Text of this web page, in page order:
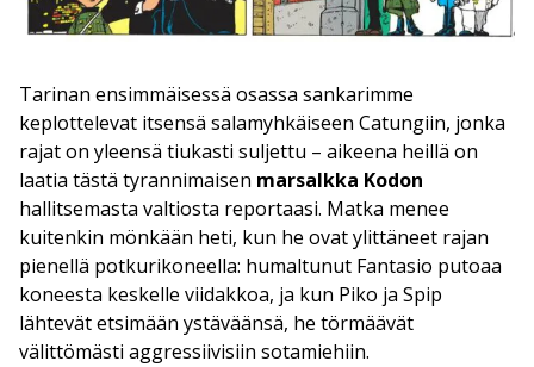
Tarinan ensimmäisessä osassa sankarimme
keplottelevat itsensä salamyhkäiseen Catungiin, jonka
rajat on yleensä tiukasti suljettu – aikeena heillä on
laatia tästä tyrannimaisen marsalkka Kodon
hallitsemasta valtiosta reportaasi. Matka menee
kuitenkin mönkään heti, kun he ovat ylittäneet rajan
pienellä potkurikoneella: humaltunut Fantasio putoaa
koneesta keskelle viidakkoa, ja kun Piko ja Spip
lähtevät etsimään ystäväänsä, he törmäävät
välittömästi aggressiivisiin sotamiehiin.